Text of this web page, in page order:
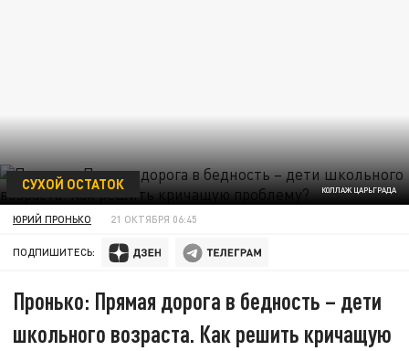
КОЛЛАЖ ЦАРЬГРАДА
СУХОЙ ОСТАТОК
ЮРИЙ ПРОНЬКО 21 ОКТЯБРЯ 06:45
ПОДПИШИТЕСЬ:
Пронько: Прямая дорога в бедность – дети
школьного возраста. Как решить кричащую